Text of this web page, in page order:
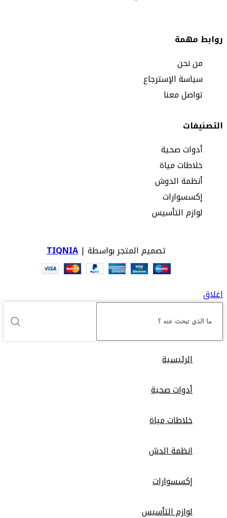
روابط مهمة
من نحن
سياسة الإسترجاع
تواصل معنا
التصنيفات
أدوات صحية
خلاطات مياة
أنظمة الدوش
إكسسوارات
لوازم التأسيس
تصميم المتجر بواسطة |TIQNIA
اغلاق
الرئيسية
أدوات صحية
خلاطات مياة
انظمة الدش
إكسسوارات
لوازم التأسيس